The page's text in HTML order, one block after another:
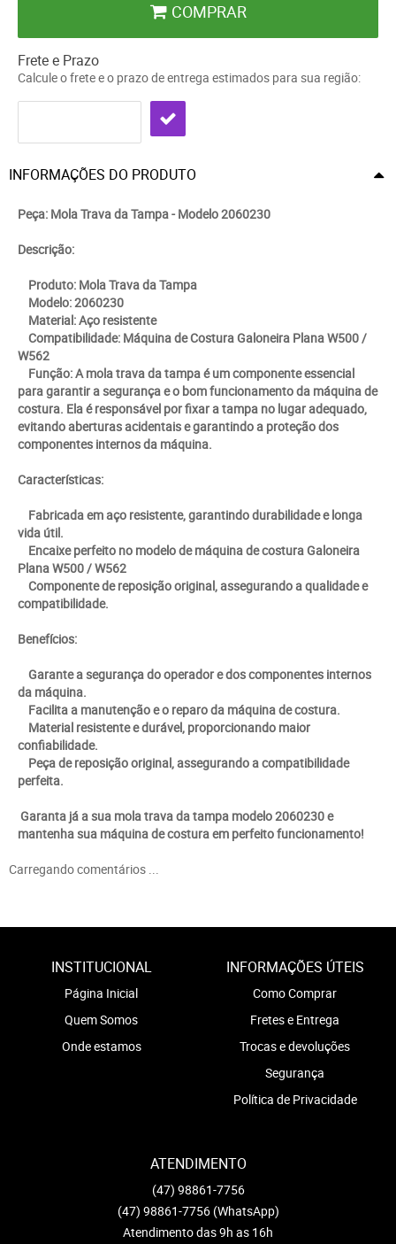
COMPRAR
Frete e Prazo
Calcule o frete e o prazo de entrega estimados para sua região:
INFORMAÇÕES DO PRODUTO
Peça: Mola Trava da Tampa - Modelo 2060230
Descrição:
Produto: Mola Trava da Tampa
Modelo: 2060230
Material: Aço resistente
Compatibilidade: Máquina de Costura Galoneira Plana W500 /
W562
Função: A mola trava da tampa é um componente essencial
para garantir a segurança e o bom funcionamento da máquina de
costura. Ela é responsável por fixar a tampa no lugar adequado,
evitando aberturas acidentais e garantindo a proteção dos
componentes internos da máquina.
Características:
Fabricada em aço resistente, garantindo durabilidade e longa
vida útil.
Encaixe perfeito no modelo de máquina de costura Galoneira
Plana W500 / W562
Componente de reposição original, assegurando a qualidade e
compatibilidade.
Benefícios:
Garante a segurança do operador e dos componentes internos
da máquina.
Facilita a manutenção e o reparo da máquina de costura.
Material resistente e durável, proporcionando maior
confiabilidade.
Peça de reposição original, assegurando a compatibilidade
perfeita.
Garanta já a sua mola trava da tampa modelo 2060230 e
mantenha sua máquina de costura em perfeito funcionamento!
Carregando comentários ...
INSTITUCIONAL
Página Inicial
Quem Somos
Onde estamos
INFORMAÇÕES ÚTEIS
Como Comprar
Fretes e Entrega
Trocas e devoluções
Segurança
Política de Privacidade
ATENDIMENTO
(47) 98861-7756
(47) 98861-7756 (WhatsApp)
Atendimento das 9h as 16h